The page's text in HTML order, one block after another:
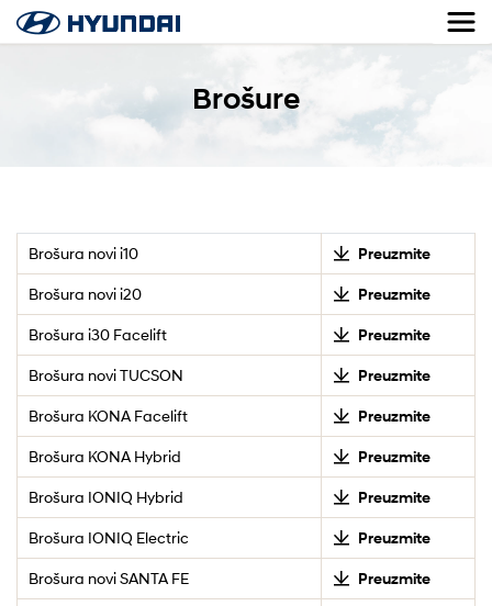
Brošure
Brošura novi i10 Preuzmite
Brošura novi i20 Preuzmite
Brošura i30 Facelift Preuzmite
Brošura novi TUCSON Preuzmite
Brošura KONA Facelift Preuzmite
Brošura KONA Hybrid Preuzmite
Brošura IONIQ Hybrid Preuzmite
Brošura IONIQ Electric Preuzmite
Brošura novi SANTA FE Preuzmite